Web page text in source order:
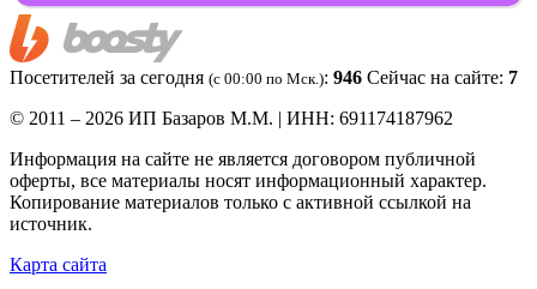
Посетителей за сегодня (c 00:00 по Мск.): 946 Сейчас на сайте: 7
© 2011 – 2026 ИП Базаров М.М. | ИНН: 691174187962
Информация на сайте не является договором публичной
оферты, все материалы носят информационный характер.
Копирование материалов только с активной ссылкой на
источник.
Карта сайта